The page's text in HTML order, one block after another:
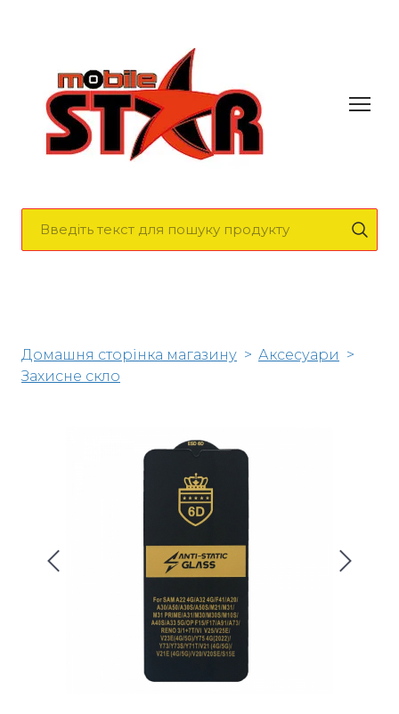
Домашня сторінка магазину
Аксесуари
Захисне скло